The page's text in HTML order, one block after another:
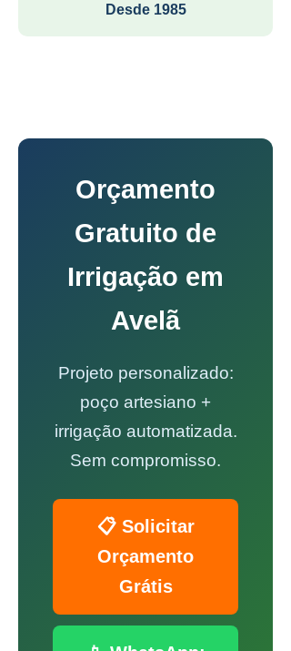
Desde 1985
Orçamento
Gratuito de
Irrigação em
Avelã
Projeto personalizado:
poço artesiano +
irrigação automatizada.
Sem compromisso.
📋 Solicitar
Orçamento
Grátis